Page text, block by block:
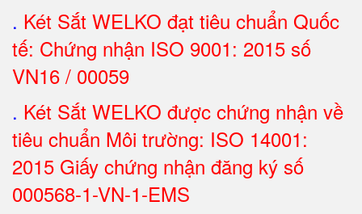
. Két Sắt WELKO đạt tiêu chuẩn Quốc
tế: Chứng nhận ISO 9001: 2015 số
VN16 / 00059
. Két Sắt WELKO được chứng nhận về
tiêu chuẩn Môi trường: ISO 14001:
2015 Giấy chứng nhận đăng ký số
000568-1-VN-1-EMS